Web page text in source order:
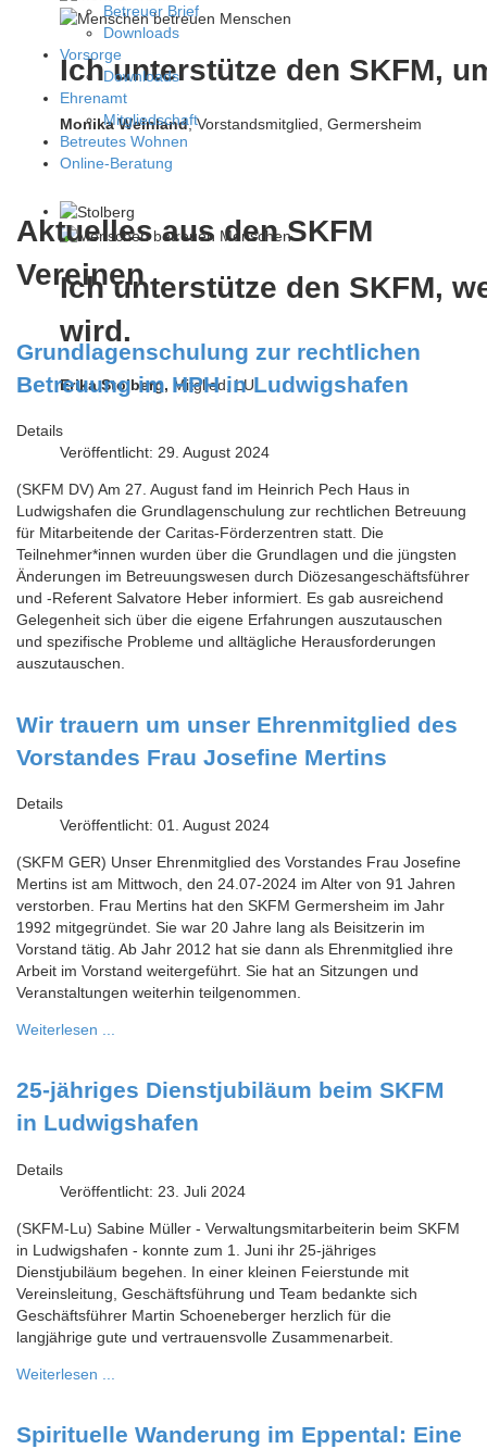
Ich unterstütze den SKFM,
Monika Weinland, Vorstandsmitglied, Germersheim
Ich unterstütze den SKFM,
wird.
Erika Stolberg, Mitglied, LU
Betreuer Brief
Downloads
Vorsorge
Downloads
Ehrenamt
Mitgliedschaft
Betreutes Wohnen
Online-Beratung
Aktuelles aus den SKFM
Vereinen
Grundlagenschulung zur rechtlichen
Betreuung im HPH in Ludwigshafen
Details
Veröffentlicht: 29. August 2024
(SKFM DV) Am 27. August fand im Heinrich Pech Haus in
Ludwigshafen die Grundlagenschulung zur rechtlichen Betreuung
für Mitarbeitende der Caritas-Förderzentren statt. Die
Teilnehmer*innen wurden über die Grundlagen und die jüngsten
Änderungen im Betreuungswesen durch Diözesangeschäftsführer
und -Referent Salvatore Heber informiert. Es gab ausreichend
Gelegenheit sich über die eigene Erfahrungen auszutauschen
und spezifische Probleme und alltägliche Herausforderungen
auszutauschen.
Wir trauern um unser Ehrenmitglied des
Vorstandes Frau Josefine Mertins
Details
Veröffentlicht: 01. August 2024
(SKFM GER) Unser Ehrenmitglied des Vorstandes Frau Josefine
Mertins ist am Mittwoch, den 24.07-2024 im Alter von 91 Jahren
verstorben. Frau Mertins hat den SKFM Germersheim im Jahr
1992 mitgegründet. Sie war 20 Jahre lang als Beisitzerin im
Vorstand tätig. Ab Jahr 2012 hat sie dann als Ehrenmitglied ihre
Arbeit im Vorstand weitergeführt. Sie hat an Sitzungen und
Veranstaltungen weiterhin teilgenommen.
Weiterlesen ...
25-jähriges Dienstjubiläum beim SKFM
in Ludwigshafen
Details
Veröffentlicht: 23. Juli 2024
(SKFM-Lu) Sabine Müller - Verwaltungsmitarbeiterin beim SKFM
in Ludwigshafen - konnte zum 1. Juni ihr 25-jähriges
Dienstjubiläum begehen. In einer kleinen Feierstunde mit
Vereinsleitung, Geschäftsführung und Team bedankte sich
Geschäftsführer Martin Schoeneberger herzlich für die
langjährige gute und vertrauensvolle Zusammenarbeit.
Weiterlesen ...
Spirituelle Wanderung im Eppental: Eine